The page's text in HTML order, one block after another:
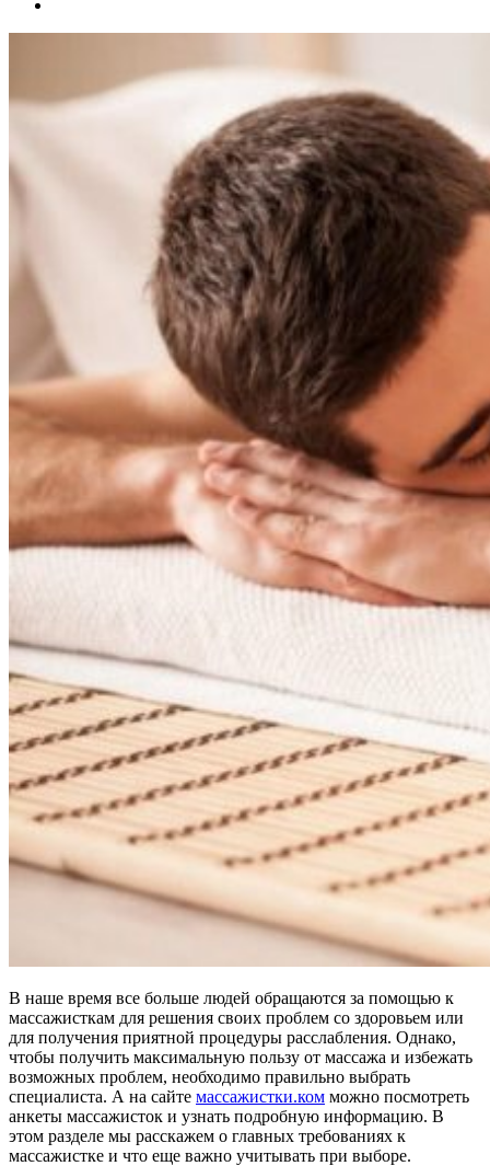
В наше время все больше людей обращаются за помощью к
массажисткам для решения своих проблем со здоровьем или
для получения приятной процедуры расслабления. Однако,
чтобы получить максимальную пользу от массажа и избежать
возможных проблем, необходимо правильно выбрать
специалиста. А на сайте массажистки.ком можно посмотреть
анкеты массажисток и узнать подробную информацию. В
этом разделе мы расскажем о главных требованиях к
массажистке и что еще важно учитывать при выборе.